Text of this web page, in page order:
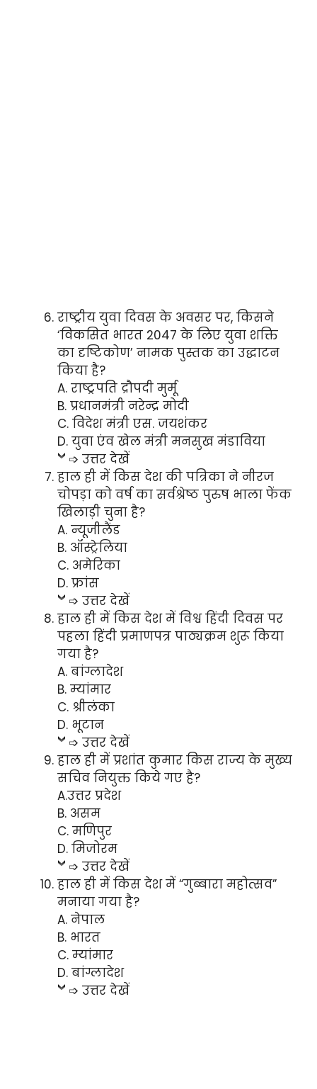
राष्ट्रीय युवा दिवस के अवसर पर, किसने
‘विकसित भारत 2047 के लिए युवा शक्ति
का दृष्टिकोण’ नामक पुस्तक का उद्धाटन
किया है?
A. राष्ट्रपति द्रौपदी मुर्मू
B. प्रधानमंत्री नरेन्द्र मोदी
C. विदेश मंत्री एस. जयशंकर
D. युवा एंव खेल मंत्री मनसुख मंडाविया
➩ उत्तर देखें
हाल ही में किस देश की पत्रिका ने नीरज
चोपड़ा को वर्ष का सर्वश्रेष्ठ पुरुष भाला फेंक
खिलाड़ी चुना है?
A. न्यूजीलैंड
B. ऑस्ट्रेलिया
C. अमेरिका
D. फ्रांस
➩ उत्तर देखें
हाल ही में किस देश में विश्व हिंदी दिवस पर
पहला हिंदी प्रमाणपत्र पाठ्यक्रम शुरू किया
गया है?
A. बांग्लादेश
B. म्यांमार
C. श्रीलंका
D. भूटान
➩ उत्तर देखें
हाल ही में प्रशांत कुमार किस राज्य के मुख्य
सचिव नियुक्त किये गए है?
A.उत्तर प्रदेश
B. असम
C. मणिपुर
D. मिजोरम
➩ उत्तर देखें
हाल ही में किस देश में “गुब्बारा महोत्सव”
मनाया गया है?
A. नेपाल
B. भारत
C. म्यांमार
D. बांग्लादेश
➩ उत्तर देखें